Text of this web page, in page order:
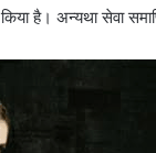
है। अन्यथा सेवा